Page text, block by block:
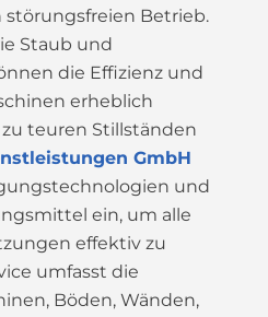
störungsfreien Betrieb.
Staub und
die Effizienz und
erheblich
teuren Stillständen
GmbH
und
ein, um alle
effektiv zu
umfasst die
Böden, Wänden,